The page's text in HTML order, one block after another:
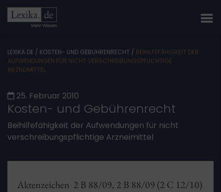
LEXIKA.DE / KOSTEN- UND GEBÜHRENRECHT / BEIHILFEFÄHIGKEIT DER
AUFWENDUNGEN FÜR NICHT VERSCHREIBUNGSPFLICHTIGE
ARZNEIMITTEL
25. Februar 2010
Kosten- und Gebührenrecht
Beihilfefähigkeit der Aufwendungen für nicht
verschreibungspflichtige Arzneimittel
Aktenzeichen 2 B 88/09, 2 B 88/09 (2 C 12/10)